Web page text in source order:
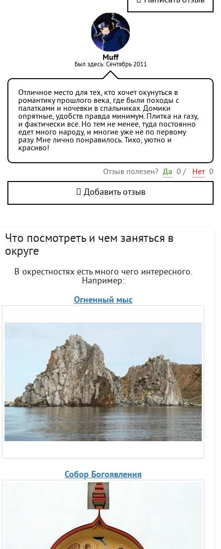
Muff
Был здесь: Сентябрь 2011
Отличное место для тех, кто хочет окунуться в
романтику прошлого века, где были походы с
палатками и ночевки в спальниках. Домики
опрятные, удобств правда минимум. Плитка на газу,
и фактически все. Но тем не менее, туда постоянно
едет много народу, и многие уже не по первому
разу. Мне лично понравилось. Тихо, уютно и
красиво!
Отзыв полезен? Да 0 / Нет 0
Добавить отзыв
Что посмотреть и чем заняться в
округе
В окрестностях есть много чего интересного.
Например:
Огненный мыс
Собор Богоявления